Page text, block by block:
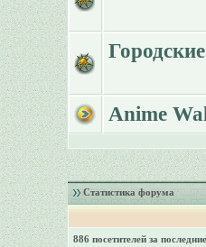
Anime
Статистика форума
886 посетителей за